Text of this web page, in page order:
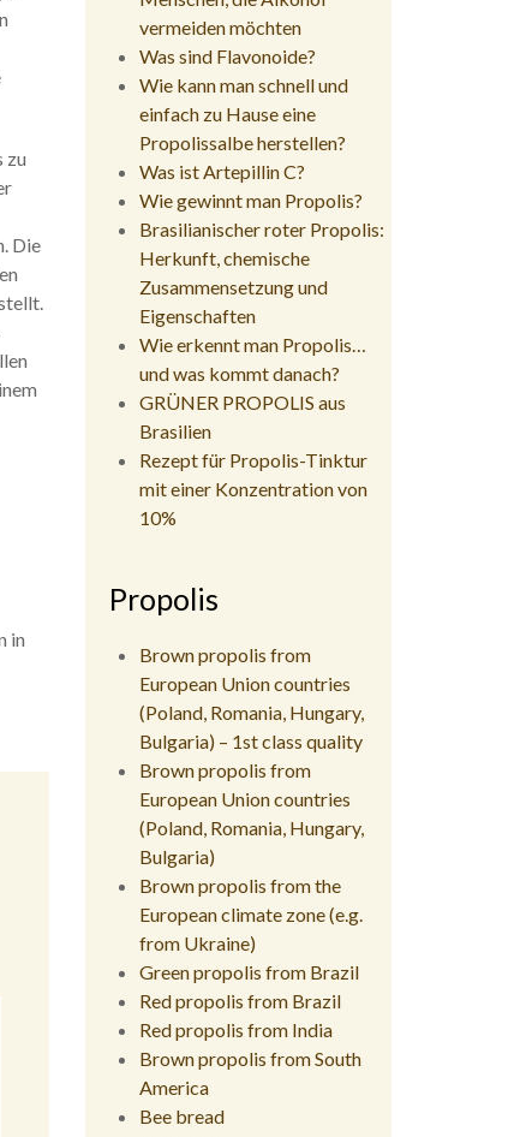
zu
Die
in
vermeiden möchten
Was sind Flavonoide?
Wie kann man schnell und
einfach zu Hause eine
Propolissalbe herstellen?
Was ist Artepillin C?
Wie gewinnt man Propolis?
Brasilianischer roter Propolis:
Herkunft, chemische
Zusammensetzung und
Eigenschaften
Wie erkennt man Propolis…
und was kommt danach?
GRÜNER PROPOLIS aus
Brasilien
Rezept für Propolis-Tinktur
mit einer Konzentration von
10%
Propolis
Brown propolis from
European Union countries
(Poland, Romania, Hungary,
Bulgaria) – 1st class quality
Brown propolis from
European Union countries
(Poland, Romania, Hungary,
Bulgaria)
Brown propolis from the
European climate zone (e.g.
from Ukraine)
Green propolis from Brazil
Red propolis from Brazil
Red propolis from India
Brown propolis from South
America
Bee bread